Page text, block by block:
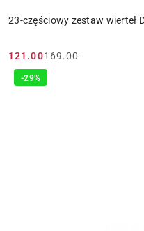
23-częściowy zestaw wierteł
Cena
promocyjna:
121.00
Cena
przed
169.00
-29%